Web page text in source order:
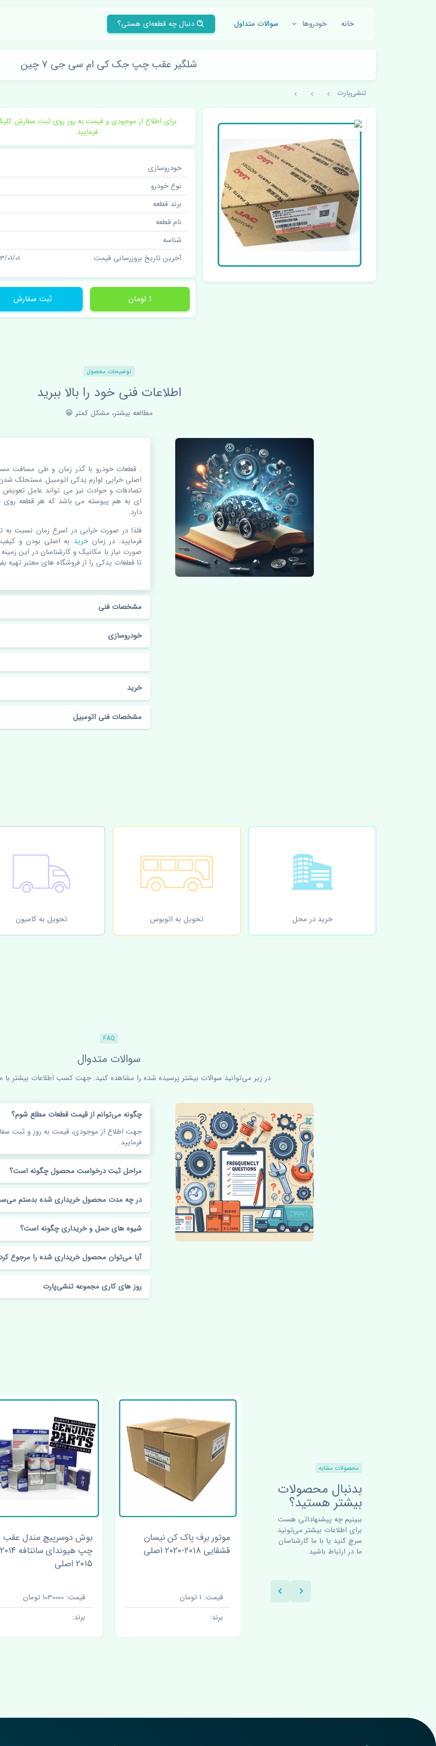
خانه خودروها سوالات متداول دنبال چه قطعه‌ای هستی؟
شلگیر عقب چپ جک کی ام سی جی 7 چین
تنشی‌پارت
برای اطلاع از موجودی و قیمت به روز روی ثبت سفارش
فرمایید.
خودروسازی
نوع خودرو
برند قطعه
نام قطعه
شناسه
آخرین تاریخ بروزرسانی قیمت
01/01
1 تومان ثبت سفارش
توضیحات محصول
اطلاعات فنی خود را بالا ببرید
مطالعه بیشتر، مشکل کمتر 😁
. قطعات خودرو با گذر زمان و طی مسافت
اصلی خرابی لوازم یدکی اتومبیل مستحلک
تصادفات و حوادث نیز می تواند عامل
ای به هم پیوسته می باشد که هر قطعه روی
دارد.
فلذا در صورت خرابی در اسرع زمان نسبت به
فرمایید. در زمان خرید به اصلی بودن و
صورت نیاز با مکانیک و کارشناسان در این
تا قطعات یدکی را از فروشگاه های معتبر تهیه
مشخصات فنی
خودروسازی
خرید
مشخصات فنی اتومبیل
خرید در محل تحویل به اتوبوس تحویل به کامیون
FAQ
سوالات متدوال
در زیر می‌توانید سوالات بیشتر پرسیده شده را مشاهده کنید. جهت کسب اطلاعات بیشتر با
چگونه می‌توانم از قیمت قطعات مطلع شوم؟
جهت اطلاع از موجودی، قیمت به روز و ثبت
فرمایید.
مراحل ثبت درخواست محصول چگونه است؟
در چه مدت محصول خریداری شده بدستم
شیوه های حمل و خریداری چگونه است؟
آیا می‌توان محصول خریداری شده را مرجوع
روز های کاری مجموعه تنشی‌پارت
محصولات مشابه
بدنبال محصولات
بیشتر هستید؟
ببینیم چه پیشنهاداتی هست
برای اطلاعات بیشتر می‌تونید
سرچ کنید یا با ما کارشناسان
ما در ارتباط باشید.
اکسل کیا سراتو کوپه 2010-
2013 اصلی
موتور برف پاک کن نیسان
قشقایی 2018-2020 اصلی
قیمت: 1 تومان
برند:
بوش دوسرپیچ مندل عقب
2015 اصلی
قیمت: 1030000 تومان
برند: